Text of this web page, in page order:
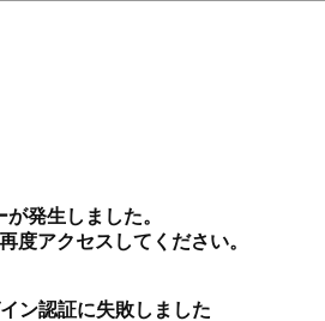
が発生しました。
度アクセスしてください。
ン認証に失敗しました